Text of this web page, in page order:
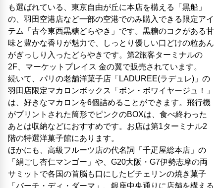
も選ばれている、東京自由が丘に本店を構える「黒船」
の、羽田空港店など一部の空港でのみ購入できる限定アイ
テム「古今東西黒糖どらやき」です。黒糖のコクがある甘
味と豊かな香りが魅力で、しっとり優しい口どけの粒あん
がぎっしり入ったどらやきです。第2旅客ターミナルの
2F、マーケットプレイス 金の翼で販売されています。
続いて、パリの老舗洋菓子店「LADUREE(ラデュレ)」の
羽田店限定マカロンボックス「ボン・ボワイヤージュ！」
は、好きなマカロンを6個詰めることができます。飛行機
がプリントされた筒形でピンクのBOXは、食べ終わった
あとは収納などにおすすめです。お店は第1ターミナル2
階の特選洋菓子館にあります。
ほかにも、高級フルーツ店の代名詞「千疋屋総本店」の
「絹ごし杏仁マンゴー」や、G20大阪・G7伊勢志摩の両
サミットで各国の首脳も口にしたビチェリンの焼き菓子
「バーチ・ディ・ダーマ」、銀座中央通りに店舗を構える